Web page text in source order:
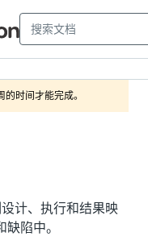
时间才能完成。
计、执行和结果映
陷中。